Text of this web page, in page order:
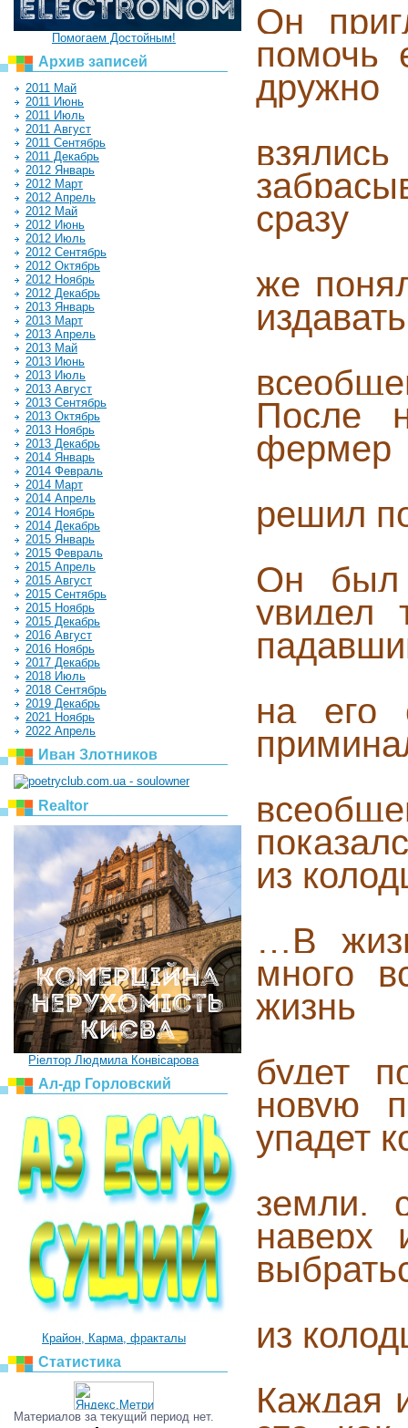
Помогаем Достойным!
Архив записей
2011 Май
2011 Июнь
2011 Июль
2011 Август
2011 Сентябрь
2011 Декабрь
2012 Январь
2012 Март
2012 Апрель
2012 Май
2012 Июнь
2012 Июль
2012 Сентябрь
2012 Октябрь
2012 Ноябрь
2012 Декабрь
2013 Январь
2013 Март
2013 Апрель
2013 Май
2013 Июнь
2013 Июль
2013 Август
2013 Сентябрь
2013 Октябрь
2013 Ноябрь
2013 Декабрь
2014 Январь
2014 Февраль
2014 Март
2014 Апрель
2014 Ноябрь
2014 Декабрь
2015 Январь
2015 Февраль
2015 Апрель
2015 Август
2015 Сентябрь
2015 Ноябрь
2015 Декабрь
2016 Август
2016 Ноябрь
2017 Декабрь
2018 Июль
2018 Сентябрь
2019 Декабрь
2021 Ноябрь
2022 Апрель
Иван Злотников
Realtor
Ріелтор Людмила Конвісарова
Ал-др Горловский
Крайон, Карма, фракталы
Статистика
Материалов за текущий период нет.
Он
помочь
дружно
сразу
же
После
фермер
решил
Он был
увидел
на его
из
…В
много
жизнь
будет
новую
упадет
земли,
наверх
из
Каждая